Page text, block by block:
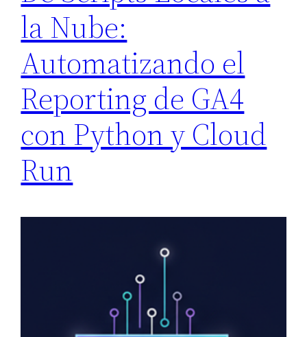
la Nube:
Automatizando el
Reporting de GA4
con Python y Cloud
Run